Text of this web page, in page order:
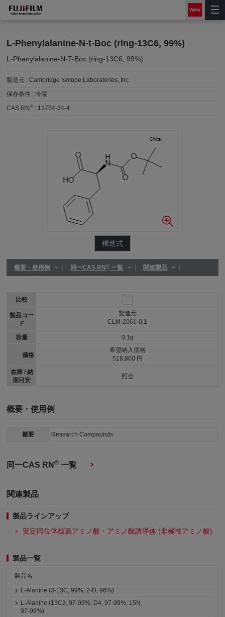
L-Phenylalanine-N-t-Boc (ring-13C6, 99%)
L-Phenylalanine-N-T-Boc (ring-13C6, 99%)
製造元 :Cambridge Isotope Laboratories, Inc.
保存条件 :冷蔵
CAS RN® : 13734-34-4
構造式
概要・使用例 同一CAS RN®一覧 関連製品
比較
製品コー
ド
容量
価格
在庫 / 納
期目安
製造元
CLM-2061-0.1
0.1g
希望納入価格
518,800 円
照会
概要・使用例
概要 Research Compounds
同一CAS RN® 一覧
関連製品
製品ラインアップ
安定同位体標識アミノ酸・アミノ酸誘導体 (非極性アミノ酸)
製品一覧
製品名
L-Alanine (3-13C, 99%; 2-D, 96%)
L-Alanine (13C3, 97-99%; D4, 97-99%; 15N,
97-99%)